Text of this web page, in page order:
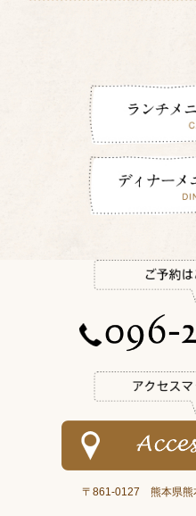
〒861-0127 熊本県熊